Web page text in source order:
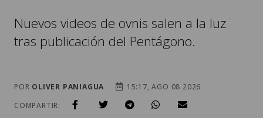
Nuevos videos de ovnis salen a la luz
tras publicación del Pentágono.
POR OLIVER PANIAGUA
15:17, AGO 08 2026
COMPARTIR: